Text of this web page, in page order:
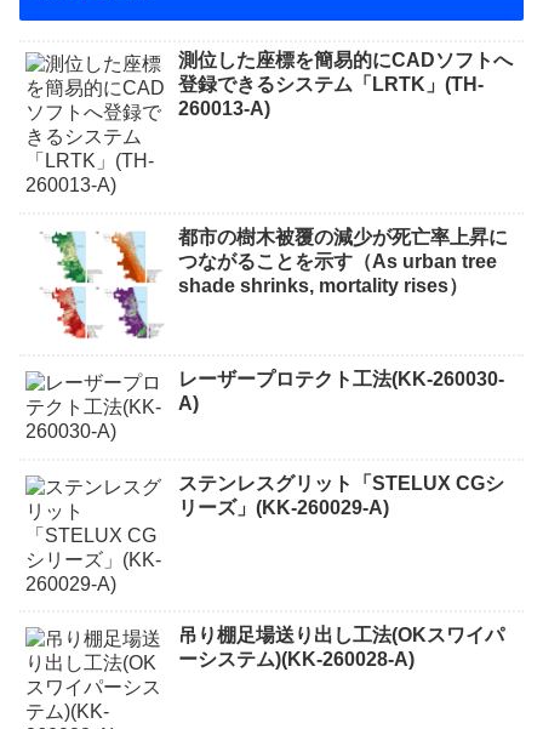
測位した座標を簡易的にCADソフトへ
登録できるシステム「LRTK」(TH-
260013-A)
都市の樹木被覆の減少が死亡率上昇に
つながることを示す（As urban tree
shade shrinks, mortality rises）
レーザープロテクト⼯法(KK-260030-
A)
ステンレスグリット「STELUX CGシ
リーズ」(KK-260029-A)
吊り棚足場送り出し工法(OKスワイパ
ーシステム)(KK-260028-A)